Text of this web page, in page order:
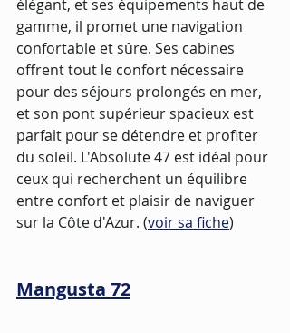
élégant, et ses équipements haut de
gamme, il promet une navigation
confortable et sûre. Ses cabines
offrent tout le confort nécessaire
pour des séjours prolongés en mer,
et son pont supérieur spacieux est
parfait pour se détendre et profiter
du soleil. L'Absolute 47 est idéal pour
ceux qui recherchent un équilibre
entre confort et plaisir de naviguer
sur la Côte d'Azur. (voir sa fiche)
Mangusta 72